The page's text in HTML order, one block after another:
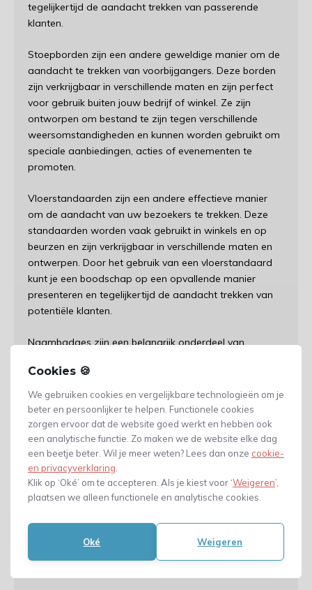
Cookies 🍪
We gebruiken cookies en vergelijkbare technologieën om je
beter en persoonlijker te helpen. Functionele cookies
zorgen ervoor dat de website goed werkt en hebben ook
een analytische functie. Zo maken we de website elke dag
een beetje beter. Wil je meer weten? Lees dan onze cookie-
en privacyverklaring
Klik op ‘Oké’ om te accepteren. Als je kiest voor ‘Weigeren’,
plaatsen we alleen functionele en analytische cookies.
Oké Weigeren
tegelijkertijd de aandacht trekken van passerende
klanten.
Stoepborden zijn een andere geweldige manier om de
aandacht te trekken van voorbijgangers. Deze borden
zijn verkrijgbaar in verschillende maten en zijn perfect
voor gebruik buiten jouw bedrijf of winkel. Ze zijn
ontworpen om bestand te zijn tegen verschillende
weersomstandigheden en kunnen worden gebruikt om
speciale aanbiedingen, acties of evenementen te
promoten.
Vloerstandaarden zijn een andere effectieve manier
om de aandacht van uw bezoekers te trekken. Deze
standaarden worden vaak gebruikt in winkels en op
beurzen en zijn verkrijgbaar in verschillende maten en
ontwerpen. Door het gebruik van een vloerstandaard
kunt je een boodschap op een opvallende manier
presenteren en tegelijkertijd de aandacht trekken van
potentiële klanten.
Naambadges zijn een belangrijk onderdeel van
om deelnemers te identificeren en kunnen worden
aangepast met bedrijfsnaam, logo of andere
informatie. Naambadges zijn verkrijgbaar in
verschillende maten en ontwerpen en kunnen worden
bevestigd aan kleding of tassen.
Magnetische frames zijn een handige manier om
posters en advertenties op te hangen zonder gaten te
maken in de muur. Deze frames zijn verkrijgbaar in
voor gebruik in kantoren, winkels en andere locaties